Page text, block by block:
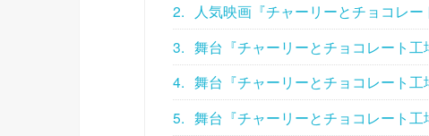
2.
人気映画『チャーリーとチョコレー
3. 舞台『チャーリーとチョコレート工
4. 舞台『チャーリーとチョコレート工
5. 舞台『チャーリーとチョコレート工